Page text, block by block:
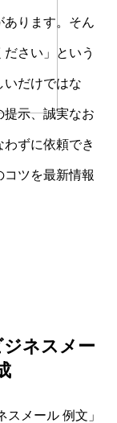
あります。そん
さい」という
いだけではな
提示、誠実なお
ずに依頼でき
コツを最新情報
ネスメー
メール 例文」